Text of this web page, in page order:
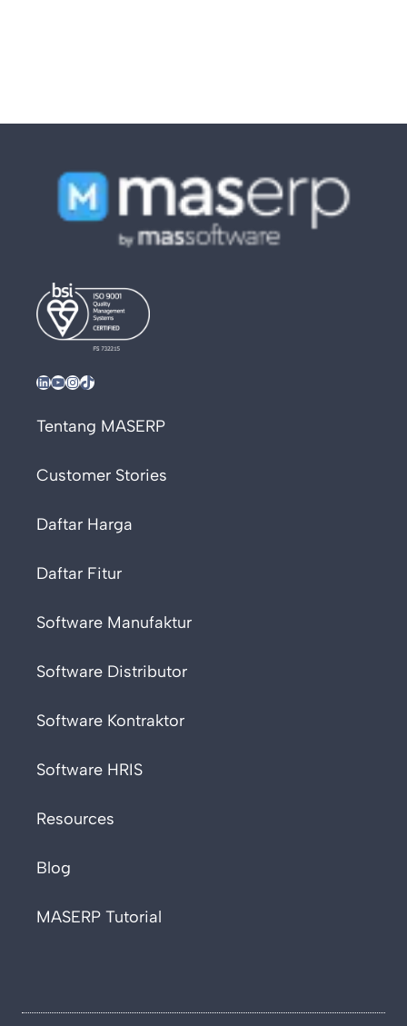
LinkedIn YouTube InstagramTikTok
Tentang MASERP
Customer Stories
Daftar Harga
Daftar Fitur
Software Manufaktur
Software Distributor
Software Kontraktor
Software HRIS
Resources
Blog
MASERP Tutorial